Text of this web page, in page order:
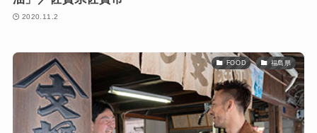
2020.11.2
FOOD 福島県